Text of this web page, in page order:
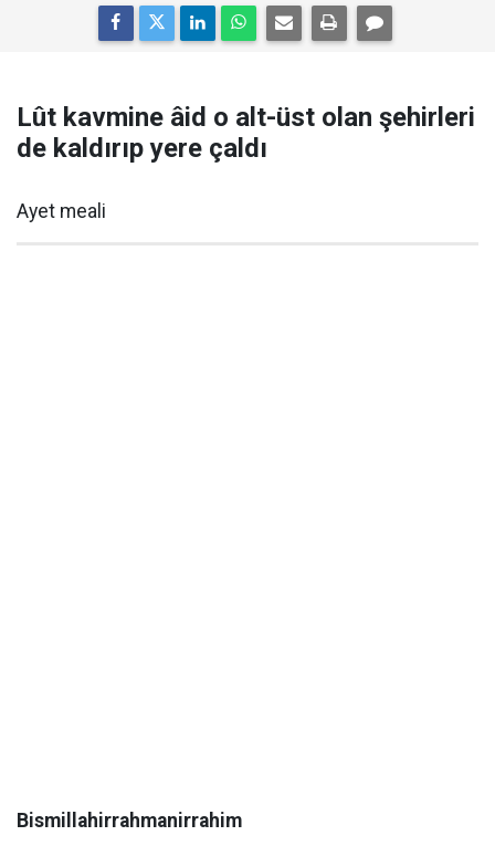
Lût kavmine âid o alt-üst olan şehirleri
de kaldırıp yere çaldı
Ayet meali
Bismillahirrahmanirrahim